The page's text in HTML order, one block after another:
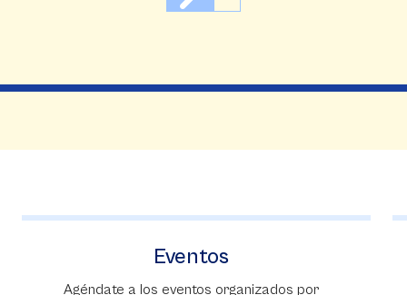
Eventos
Agéndate a los eventos organizados por